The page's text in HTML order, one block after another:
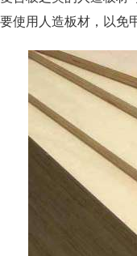
要使用人造板材，以免